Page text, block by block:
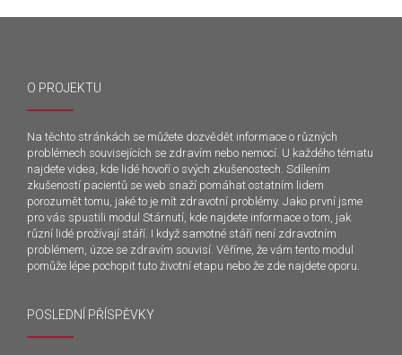
O PROJEKTU
Na těchto stránkách se můžete dozvědět informace o různých
problémech souvisejících se zdravím nebo nemocí. U každého tématu
najdete videa, kde lidé hovoří o svých zkušenostech. Sdílením
zkušeností pacientů se web snaží pomáhat ostatním lidem
porozumět tomu, jaké to je mít zdravotní problémy. Jako první jsme
pro vás spustili modul Stárnutí, kde najdete informace o tom, jak
různí lidé prožívají stáří. I když samotné stáří není zdravotním
problémem, úzce se zdravím souvisí. Věříme, že vám tento modul
pomůže lépe pochopit tuto životní etapu nebo že zde najdete oporu.
POSLEDNÍ PŘÍSPĚVKY